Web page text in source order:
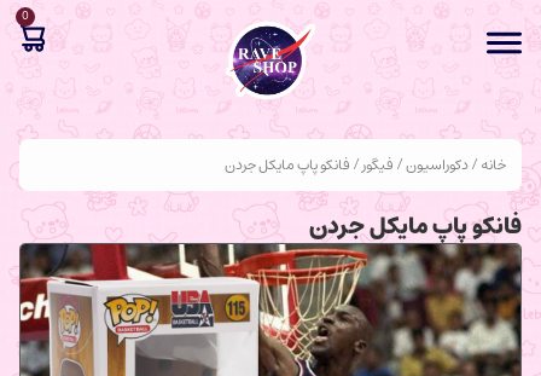
0
خانه/دکوراسیون/فیگور/ فانکو پاپ مایکل جردن
فانکو پاپ مایکل جردن